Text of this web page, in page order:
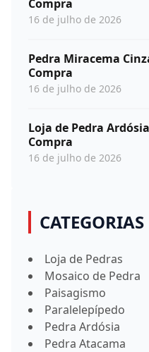
Compra
16 de julho de 2026
Pedra Miracema
Compra
16 de julho de 2026
Loja de Pedra
Compra
16 de julho de 2026
CATEGORIAS
Loja de Pedras
Mosaico de Pedra
Paisagismo
Paralelepípedo
Pedra Ardósia
Pedra Atacama